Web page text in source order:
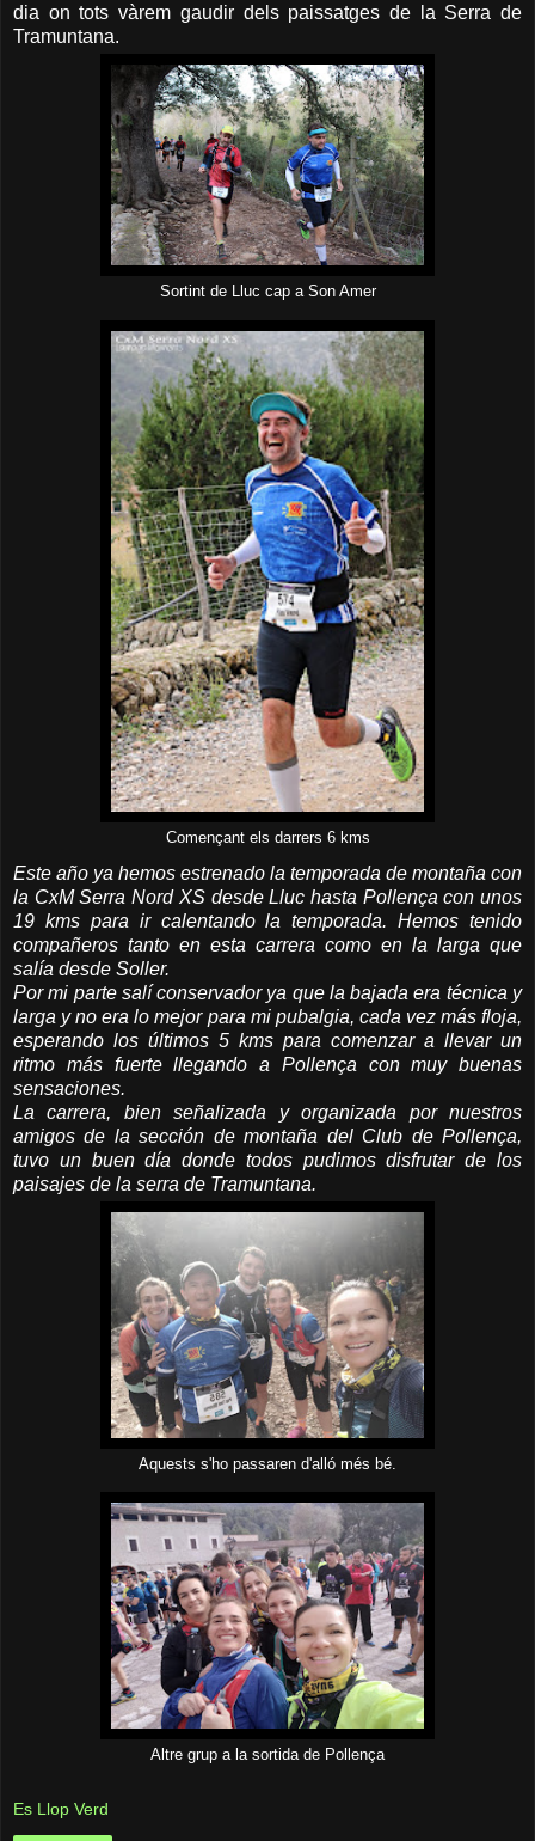
dia on tots vàrem gaudir dels paissatges de la Serra de
Tramuntana.
Sortint de Lluc cap a Son Amer
Començant els darrers 6 kms
Este año ya hemos estrenado la temporada de montaña con
la CxM Serra Nord XS desde Lluc hasta Pollença con unos
19 kms para ir calentando la temporada. Hemos tenido
compañeros tanto en esta carrera como en la larga que
salía desde Soller.
Por mi parte salí conservador ya que la bajada era técnica y
larga y no era lo mejor para mi pubalgia, cada vez más floja,
esperando los últimos 5 kms para comenzar a llevar un
ritmo más fuerte llegando a Pollença con muy buenas
sensaciones.
La carrera, bien señalizada y organizada por nuestros
amigos de la sección de montaña del Club de Pollença,
tuvo un buen día donde todos pudimos disfrutar de los
paisajes de la serra de Tramuntana.
Aquests s'ho passaren d'alló més bé.
Altre grup a la sortida de Pollença
Es Llop Verd